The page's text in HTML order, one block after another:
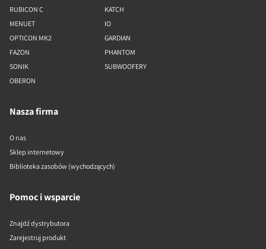
RUBICON C
MENUET
OPTICON MK2
FAZON
SONIK
OBERON
KATCH
IO
GARDIAN
PHANTOM
SUBWOOFERY
Nasza firma
O nas
Sklep internetowy
Biblioteka zasobów (wychodzących)
Pomoc i wsparcie
Znajdź dystrybutora
Zarejestruj produkt